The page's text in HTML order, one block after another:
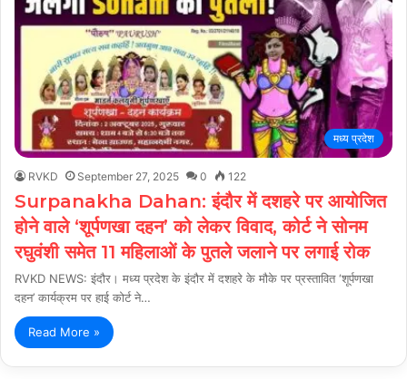
मध्य प्रदेश
RVKD September 27, 2025 0 122
Surpanakha Dahan: इंदौर में दशहरे पर आयोजित
होने वाले ‘शूर्पणखा दहन’ को लेकर विवाद, कोर्ट ने सोनम
रघुवंशी समेत 11 महिलाओं के पुतले जलाने पर लगाई रोक
RVKD NEWS: इंदौर। मध्य प्रदेश के इंदौर में दशहरे के मौके पर प्रस्तावित ‘शूर्पणखा
दहन’ कार्यक्रम पर हाई कोर्ट ने…
Read More »